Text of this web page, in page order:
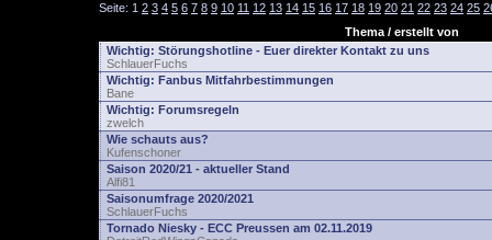
Seite: 1 2 3 4 5 6 7 8 9 10 11 12 13 14 15 16 17 18 19 20 21 22 23 24 25
Thema / erstellt von
Wichtig: Störungshotline - Euer direkter Kontakt zu uns
SchlauerFuchs
Wichtig: Fanbus Mitfahrbestimmungen
Bane
Wichtig: Forumsregeln
zwelch
Wie schauts aus?
Kufenschoner
Saison 2020/21 - aktueller Stand
Alfi81
Saisonumfrage 2020/2021
SchlauerFuchs
Tornado Niesky - ECC Preussen am 02.11.2019